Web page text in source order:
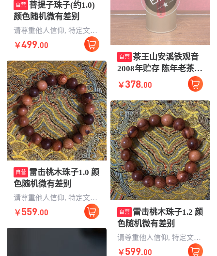
自营 菩提子珠子(约1.0)
颜色随机微有差别
请尊重他人信仰, 特定文化信仰属性的民俗物品，无任何科学
￥499.00
自营 雷击桃木珠子1.0 颜
色随机微有差别
请尊重他人信仰, 特定文化信仰属性的民俗物品，无任何科学
￥559.00
自营 茶王山安溪铁观音
2008年贮存 陈年老茶
陈香型100克
￥378.00
自营 雷击桃木珠子1.2 颜
色随机微有差别
请尊重他人信仰, 特定文化信
￥599.00